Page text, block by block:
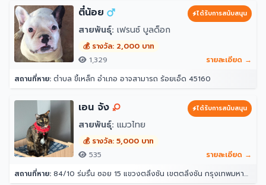
ตี๋น้อย ได้รับการสนับสนุน
สายพันธุ์: เฟรนซ์ บูลด็อก
💰 รางวัล: 2,000 บาท
1,329
รายละเอียด →
สถานที่หาย: ตำบล ขี้เหล็ก อำเภอ อาจสามารถ ร้อยเอ็ด 45160
เอน จัง ได้รับการสนับสนุน
สายพันธุ์: แมวไทย
💰 รางวัล: 5,000 บาท
535
รายละเอียด →
สถานที่หาย: 84/10 ร่มรื่น ซอย 15 แขวงตลิ่งชัน เขตตลิ่งชัน กรุงเทพมหานคร 10170